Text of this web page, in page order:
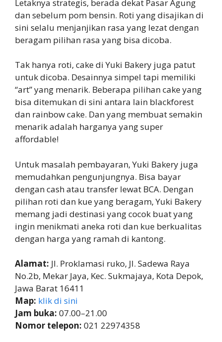
Letaknya strategis, berada dekat Pasar Agung
dan sebelum pom bensin. Roti yang disajikan di
sini selalu menjanjikan rasa yang lezat dengan
beragam pilihan rasa yang bisa dicoba.
Tak hanya roti, cake di Yuki Bakery juga patut
untuk dicoba. Desainnya simpel tapi memiliki
“art” yang menarik. Beberapa pilihan cake yang
bisa ditemukan di sini antara lain blackforest
dan rainbow cake. Dan yang membuat semakin
menarik adalah harganya yang super
affordable!
Untuk masalah pembayaran, Yuki Bakery juga
memudahkan pengunjungnya. Bisa bayar
dengan cash atau transfer lewat BCA. Dengan
pilihan roti dan kue yang beragam, Yuki Bakery
memang jadi destinasi yang cocok buat yang
ingin menikmati aneka roti dan kue berkualitas
dengan harga yang ramah di kantong.
Alamat: Jl. Proklamasi ruko, Jl. Sadewa Raya
No.2b, Mekar Jaya, Kec. Sukmajaya, Kota Depok,
Jawa Barat 16411
Map: klik di sini
Jam buka: 07.00–21.00
Nomor telepon: 021 22974358